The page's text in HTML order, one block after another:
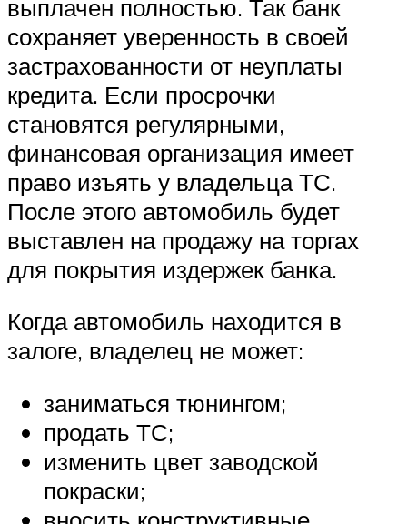
выплачен полностью. Так банк
сохраняет уверенность в своей
застрахованности от неуплаты
кредита. Если просрочки
становятся регулярными,
финансовая организация имеет
право изъять у владельца ТС.
После этого автомобиль будет
выставлен на продажу на торгах
для покрытия издержек банка.
Когда автомобиль находится в
залоге, владелец не может:
заниматься тюнингом;
продать ТС;
изменить цвет заводской
покраски;